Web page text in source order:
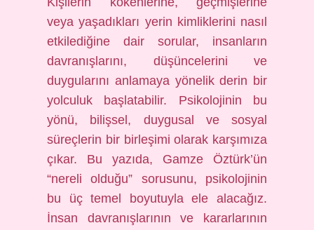
veya yaşadıkları yerin kimliklerini nasıl
etkilediğine dair sorular, insanların
davranışlarını, düşüncelerini ve
duygularını anlamaya yönelik derin bir
yolculuk başlatabilir. Psikolojinin bu
yönü, bilişsel, duygusal ve sosyal
süreçlerin bir birleşimi olarak karşımıza
çıkar. Bu yazıda, Gamze Öztürk’ün
“nereli olduğu” sorusunu, psikolojinin
bu üç temel boyutuyla ele alacağız.
İnsan davranışlarının ve kararlarının